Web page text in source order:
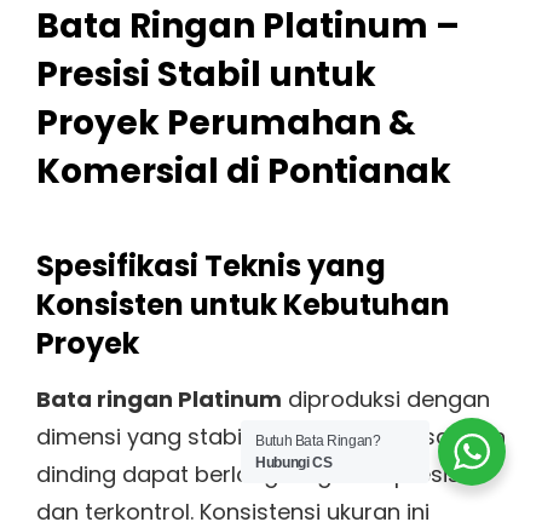
Bata Ringan Platinum –
Presisi Stabil untuk
Proyek Perumahan &
Komersial di Pontianak
Spesifikasi Teknis yang
Konsisten untuk Kebutuhan
Proyek
Bata ringan Platinum diproduksi dengan
dimensi yang stabil sehingga pemasangan
dinding dapat berlangsung lebih presisi
dan terkontrol. Konsistensi ukuran ini
Butuh Bata Ringan?
Hubungi CS